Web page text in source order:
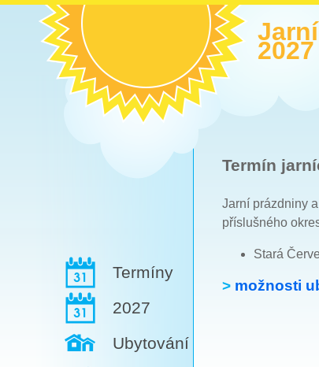
2027
Termíny
2027
Ubytování
Termín
Jarní prázdniny
příslušného
Stará
> možnosti